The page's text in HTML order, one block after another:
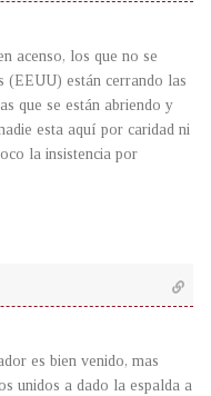
acenso, los que no se
(EEUU) están cerrando las
que se están abriendo y
esta aquí por caridad ni
la insistencia por
es bien venido, mas
unidos a dado la espalda a